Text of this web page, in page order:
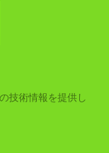
技術情報を提供し